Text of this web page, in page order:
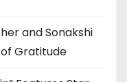
and Sonakshi
Gratitude